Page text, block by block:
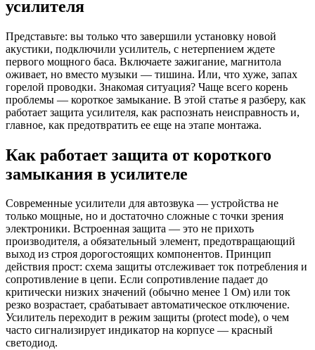
усилителя
Представьте: вы только что завершили установку новой
акустики, подключили усилитель, с нетерпением ждете
первого мощного баса. Включаете зажигание, магнитола
оживает, но вместо музыки — тишина. Или, что хуже, запах
горелой проводки. Знакомая ситуация? Чаще всего корень
проблемы — короткое замыкание. В этой статье я разберу, как
работает защита усилителя, как распознать неисправность и,
главное, как предотвратить ее еще на этапе монтажа.
Как работает защита от короткого
замыкания в усилителе
Современные усилители для автозвука — устройства не
только мощные, но и достаточно сложные с точки зрения
электроники. Встроенная защита — это не прихоть
производителя, а обязательный элемент, предотвращающий
выход из строя дорогостоящих компонентов. Принцип
действия прост: схема защиты отслеживает ток потребления и
сопротивление в цепи. Если сопротивление падает до
критически низких значений (обычно менее 1 Ом) или ток
резко возрастает, срабатывает автоматическое отключение.
Усилитель переходит в режим защиты (protect mode), о чем
часто сигнализирует индикатор на корпусе — красный
светодиод.